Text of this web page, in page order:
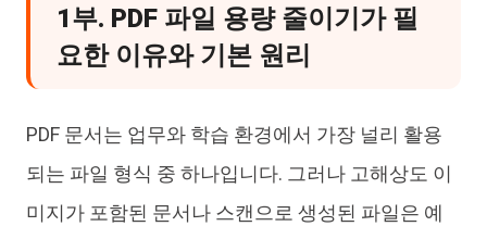
1부. PDF 파일 용량 줄이기가 필
요한 이유와 기본 원리
PDF 문서는 업무와 학습 환경에서 가장 널리 활용
되는 파일 형식 중 하나입니다. 그러나 고해상도 이
미지가 포함된 문서나 스캔으로 생성된 파일은 예